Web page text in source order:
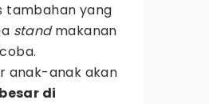
tambahan yang
standmakanan
anak-anak akan
di